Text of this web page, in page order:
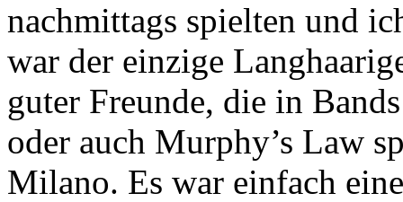
nachmittags spielten und
war der einzige
guter Freunde, die in
oder auch Murphy’s Law
Milano. Es war einfach